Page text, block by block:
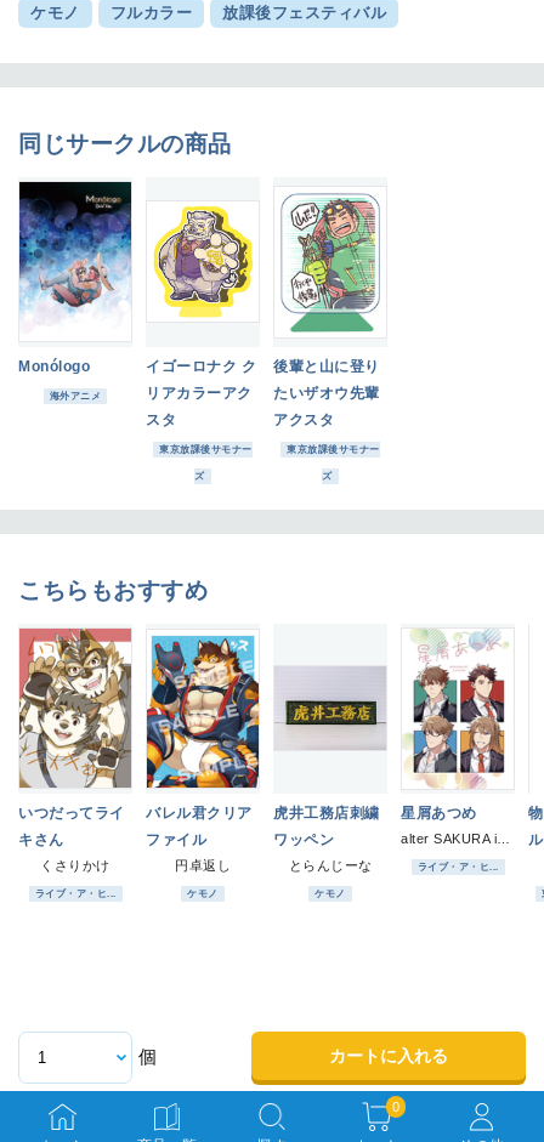
ケモノ フルカラー 放課後フェスティバル
同じサークルの商品
Monólogo
海外アニメ
イゴーロナク ク
リアカラーアク
スタ
東京放課後サモナー
ズ
後輩と山に登り
たいザオウ先輩
アクスタ
東京放課後サモナー
ズ
こちらもおすすめ
いつだってライ
キさん
くさりかけ
ライブ・ア・ヒ...
バレル君クリア
ファイル
円卓返し
ケモノ
虎井工務店刺繍
ワッペン
とらんじーな
ケモノ
星屑あつめ
ライブ・ア・ヒ...
個 カートに入れる
0